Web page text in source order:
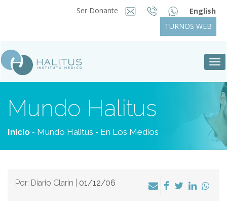
Ser Donante
English
TURNOS WEB
Mundo Halitus
Inicio - Mundo Halitus - En Los Medios
Por: Diario Clarin | 01/12/06